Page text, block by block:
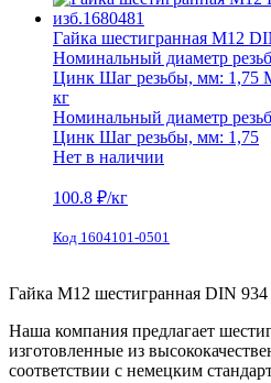
Гайка шестигранная М12
Номинальный диаметр
Цинк Шаг резьбы, мм: 1,75
кг
Номинальный диаметр
Цинк Шаг резьбы, мм: 1,75
Нет в наличии
100.8 ₽/кг
Код 1604101-0501
Гайка М12 шестигранная DIN 934
Наша компания предлагает
изготовленные из
соответствии с немецким